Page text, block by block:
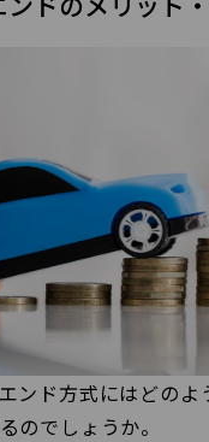
ンド方式にはどのよ
のでしょうか。